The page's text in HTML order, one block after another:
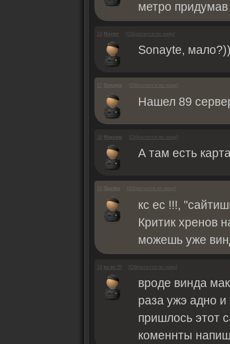
метро
Master [Обратится по нику]
Sonayte,
Sonayte Обратится по нику
Нашел 89
Максим [Обратится по нику]
А там есть
Профи [Обратится по нику ]
кс ес !!!,
Критик хренов
можешь уже
кс ес !!! [Обратится по нику]
вроде винда
раза ужэ адно и
пришлось этот
коменнты